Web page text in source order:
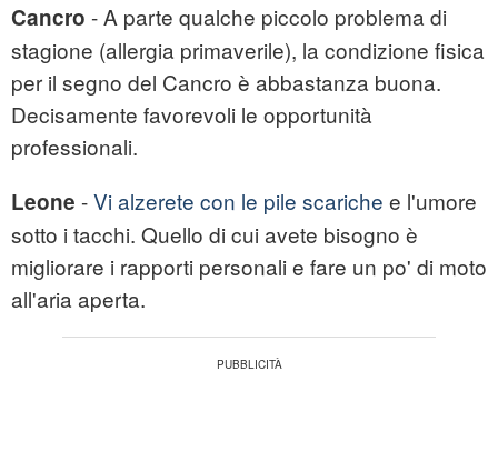
Cancro - A parte qualche piccolo problema di
stagione (allergia primaverile), la condizione fisica
per il segno del Cancro è abbastanza buona.
Decisamente favorevoli le opportunità
professionali.
Leone -Vi alzerete con le pile scariche e l'umore
sotto i tacchi. Quello di cui avete bisogno è
migliorare i rapporti personali e fare un po' di moto
all'aria aperta.